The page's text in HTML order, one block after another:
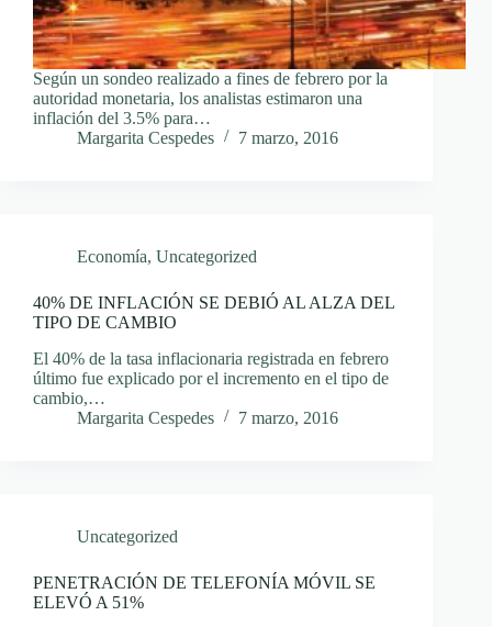
Según un sondeo realizado a fines de febrero por la
autoridad monetaria, los analistas estimaron una
inflación del 3.5% para…
Margarita Cespedes
7 marzo, 2016
Economía, Uncategorized
40% DE INFLACIÓN SE DEBIÓ AL ALZA DEL
TIPO DE CAMBIO
El 40% de la tasa inflacionaria registrada en febrero
último fue explicado por el incremento en el tipo de
cambio,…
Margarita Cespedes
7 marzo, 2016
Uncategorized
PENETRACIÓN DE TELEFONÍA MÓVIL SE
ELEVÓ A 51%